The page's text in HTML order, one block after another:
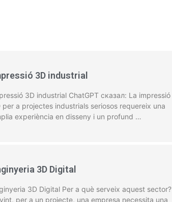
3D industrial
3D industrial ChatGPT сказал: La impressió
per a projectes industrials seriosos requereix una
experiència en disseny i un profund …
3D Digital
3D Digital Per a què serveix aquest sector?
per a un projecte, una empresa necessita una